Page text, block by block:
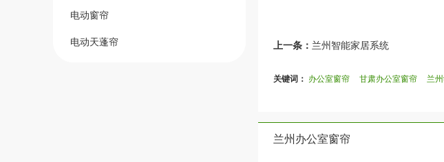
上一条： 兰州智能家居系统
关键词： 办公室窗帘 甘肃办公室窗帘 兰
兰州办公室窗帘
电动窗帘
电动天蓬帘